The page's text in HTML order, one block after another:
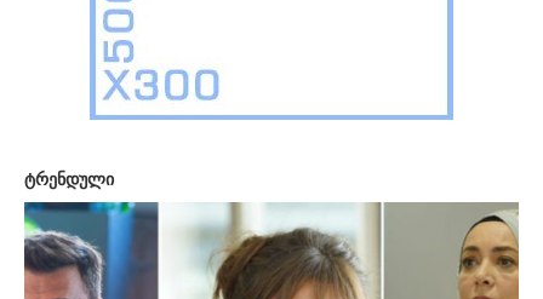
ტრენდული